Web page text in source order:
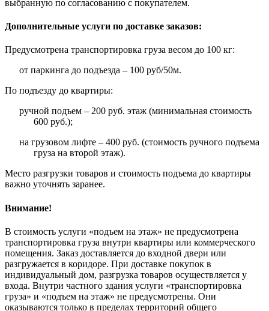
выбранную по согласованию с покупателем.
Дополнительные услуги по доставке заказов:
Предусмотрена транспортировка груза весом до 100 кг:
от паркинга до подъезда – 100 руб/50м.
По подъезду до квартиры:
ручной подъем – 200 руб. этаж (минимальная стоимость
600 руб.);
на грузовом лифте – 400 руб. (стоимость ручного подъема
груза на второй этаж).
Место разгрузки товаров и стоимость подъема до квартиры
важно уточнять заранее.
Внимание!
В стоимость услуги «подъем на этаж» не предусмотрена
транспортировка груза внутри квартиры или коммерческого
помещения. Заказ доставляется до входной двери или
разгружается в коридоре. При доставке покупок в
индивидуальный дом, разгрузка товаров осуществляется у
входа. Внутри частного здания услуги «транспортировка
груза» и «подъем на этаж» не предусмотрены. Они
оказываются только в пределах территорий общего